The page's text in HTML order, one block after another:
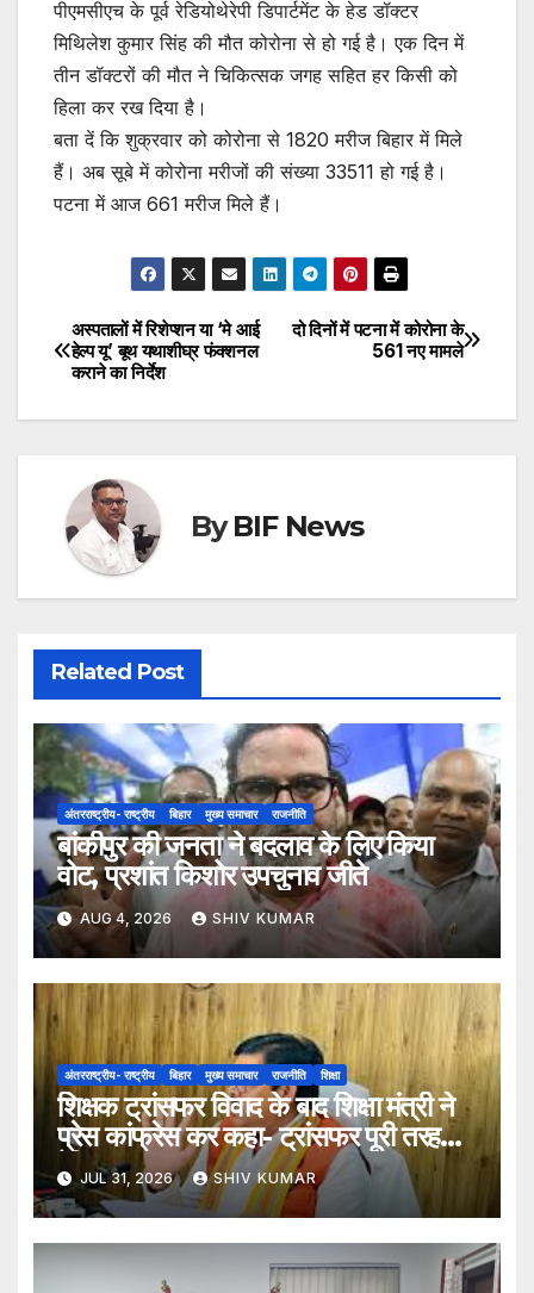
पीएमसीएच के पूर्व रेडियोथेरेपी डिपार्टमेंट के हेड डॉक्टर
मिथिलेश कुमार सिंह की मौत कोरोना से हो गई है। एक दिन में
तीन डॉक्टरों की मौत ने चिकित्सक जगह सहित हर किसी को
हिला कर रख दिया है।
बता दें कि शुक्रवार को कोरोना से 1820 मरीज बिहार में मिले
हैं। अब सूबे में कोरोना मरीजों की संख्या 33511 हो गई है।
पटना में आज 661 मरीज मिले हैं।
Post
navigation
दो दिनों में पटना में कोरोना के
561 नए मामले
अस्पतालों में रिशेप्शन या ‘मे आई
हेल्प यू’ बूथ यथाशीघ्र फंक्शनल
कराने का निर्देश
ByBIF News
Related Post
अंतरराष्ट्रीय- राष्ट्रीय बिहार मुख्य समाचार राजनीति
बांकीपुर की जनता ने बदलाव के लिए किया
वोट, प्रशांत किशोर उपचुनाव जीते
AUG 4, 2026 SHIV KUMAR
अंतरराष्ट्रीय- राष्ट्रीय बिहार मुख्य समाचार राजनीति शिक्षा
शिक्षक ट्रांसफर विवाद के बाद शिक्षा मंत्री ने
प्रेस कांफ्रेस कर कहा- ट्रांसफर पूरी तरह
ऐच्छिक
JUL 31, 2026 SHIV KUMAR